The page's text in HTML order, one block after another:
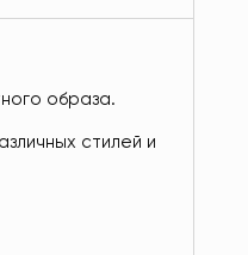
образа.
стилей и